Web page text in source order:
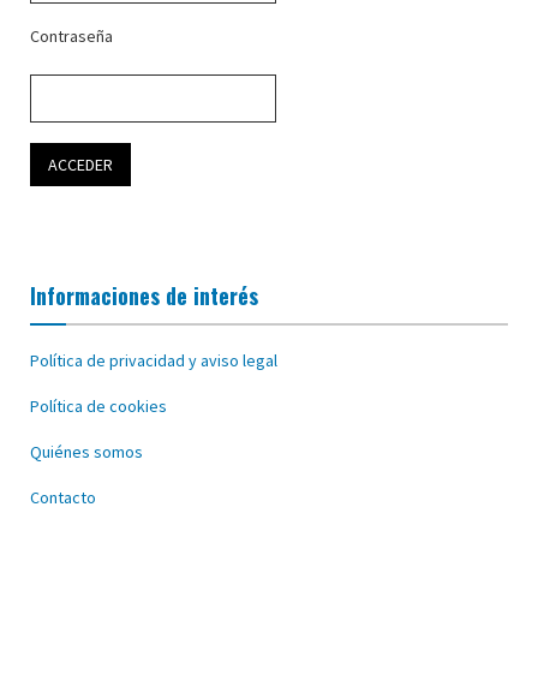
Contraseña
Informaciones de interés
Política de privacidad y aviso legal
Política de cookies
Quiénes somos
Contacto